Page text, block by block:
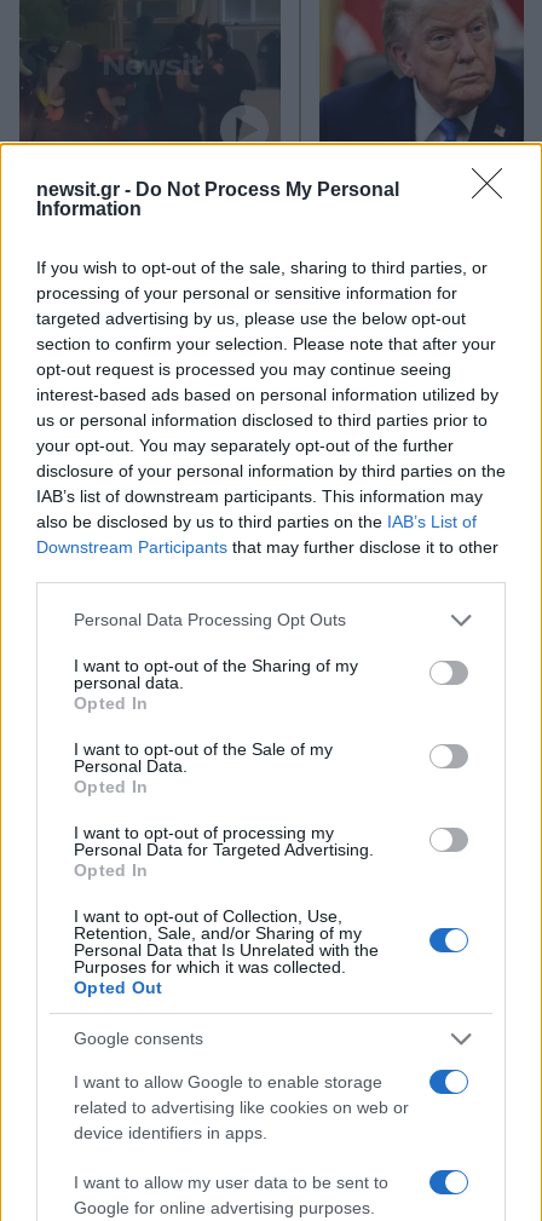
newsit.gr - Do Not Process My Personal
Information
If you wish to opt-out of the sale, sharing to third parties, or
processing of your personal or sensitive information for
targeted advertising by us, please use the below opt-out
section to confirm your selection. Please note that after your
opt-out request is processed you may continue seeing
interest-based ads based on personal information utilized by
us or personal information disclosed to third parties prior to
your opt-out. You may separately opt-out of the further
disclosure of your personal information by third parties on the
IAB’s list of downstream participants. This information may
also be disclosed by us to third parties on the IAB’s List of
Downstream Participants that may further disclose it to other
Please note that this website/app uses one or more Google
not limited to your visit or usage behaviour. You may click to
grant or deny consent to Google and its third-party tags to
use your data for below specified purposes in below Google
consent section.
Personal Data Processing Opt Outs
I want to opt-out of the Sharing of my
personal data.
Opted In
I want to opt-out of the Sale of my
Personal Data.
Opted In
I want to opt-out of processing my
Personal Data for Targeted Advertising.
Opted In
I want to opt-out of Collection, Use,
Retention, Sale, and/or Sharing of my
Personal Data that Is Unrelated with the
Purposes for which it was collected.
Opted Out
Google consents
I want to allow Google to enable storage
related to advertising like cookies on web or
device identifiers in apps.
I want to allow my user data to be sent to
Google for online advertising purposes.
Σχόλια
Σχολίασε εδώ
50 /50
Όροι Χρήσης . Το site προστατεύεται από reCAPTCHA, ισχύουν
Πολιτική Απορρήτου&Όροι Χρήσηςτης Google.
TINDER
ΔΟΛΟΦΟΝΙΑ
ΟΥΙΣΚΟΝΣΙΝ
Share:
Ακολουθήστε το Νewsit.gr στο
ενημερωθείτε πρώτοι για όλη την ειδησεογραφία και τα
τελευταία νέα της ημέρας
Στη ΓΑΔΑ η 46χρονη που
κατηγορείται για
συμμετοχή στην τραγωδία
απευθείας από το
αεροδρόμιο
Τραμπ: «Ο πόλεμος
Ιράν θα τελειώσει